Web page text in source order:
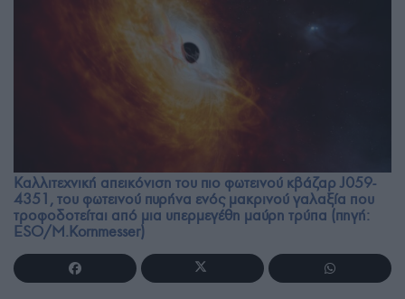
Καλλιτεχνική απεικόνιση του πιο φωτεινού κβάζαρ J059-
4351, του φωτεινού πυρήνα ενός μακρινού γαλαξία που
τροφοδοτείται από μια υπερμεγέθη μαύρη τρύπα (πηγή:
ESO/M.Kornmesser)